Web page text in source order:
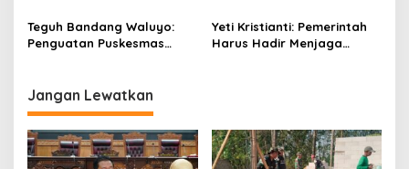
Kerja
di Seluruh Kecamatan
Teguh Bandang Waluyo:
Penguatan Puskesmas
Yeti Kristianti: Pemerintah
Harus Hadir Menjaga
Jangan Lewatkan